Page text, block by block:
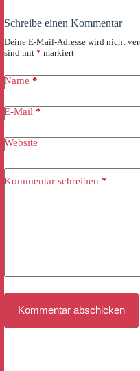
Schreibe einen Kommentar
Deine E-Mail-Adresse wird nicht
sind mit * markiert
Name *
E-Mail *
Website
Kommentar schreiben *
Kommentar abschicken